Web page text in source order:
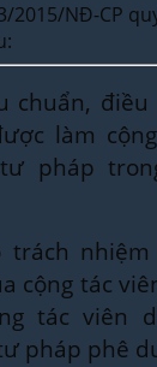
2015/NĐ-CP
chuẩn,
làm
pháp
trách
cộng tác
tác viên
pháp phê